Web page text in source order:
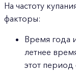
На частоту
факторы:
Время года
летнее
этот